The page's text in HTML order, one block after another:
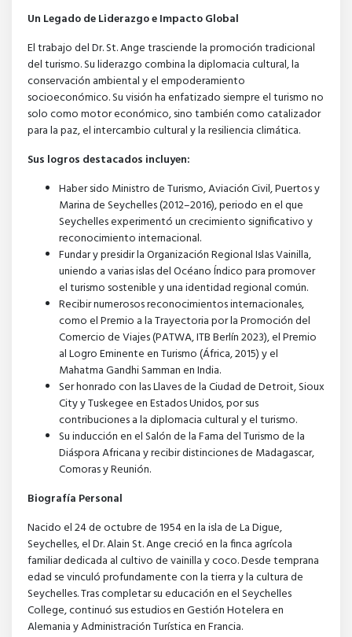
Un Legado de Liderazgo e Impacto Global
El trabajo del Dr. St. Ange trasciende la promoción tradicional
del turismo. Su liderazgo combina la diplomacia cultural, la
conservación ambiental y el empoderamiento
socioeconómico. Su visión ha enfatizado siempre el turismo no
solo como motor económico, sino también como catalizador
para la paz, el intercambio cultural y la resiliencia climática.
Sus logros destacados incluyen:
Haber sido Ministro de Turismo, Aviación Civil, Puertos y
Marina de Seychelles (2012–2016), periodo en el que
Seychelles experimentó un crecimiento significativo y
reconocimiento internacional.
Fundar y presidir la Organización Regional Islas Vainilla,
uniendo a varias islas del Océano Índico para promover
el turismo sostenible y una identidad regional común.
Recibir numerosos reconocimientos internacionales,
como el Premio a la Trayectoria por la Promoción del
Comercio de Viajes (PATWA, ITB Berlín 2023), el Premio
al Logro Eminente en Turismo (África, 2015) y el
Mahatma Gandhi Samman en India.
Ser honrado con las Llaves de la Ciudad de Detroit, Sioux
City y Tuskegee en Estados Unidos, por sus
contribuciones a la diplomacia cultural y el turismo.
Su inducción en el Salón de la Fama del Turismo de la
Diáspora Africana y recibir distinciones de Madagascar,
Comoras y Reunión.
Biografía Personal
Nacido el 24 de octubre de 1954 en la isla de La Digue,
Seychelles, el Dr. Alain St. Ange creció en la finca agrícola
familiar dedicada al cultivo de vainilla y coco. Desde temprana
edad se vinculó profundamente con la tierra y la cultura de
Seychelles. Tras completar su educación en el Seychelles
College, continuó sus estudios en Gestión Hotelera en
Alemania y Administración Turística en Francia.